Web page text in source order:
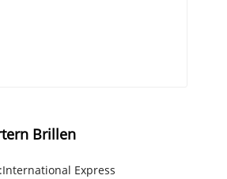
Brillen
Express